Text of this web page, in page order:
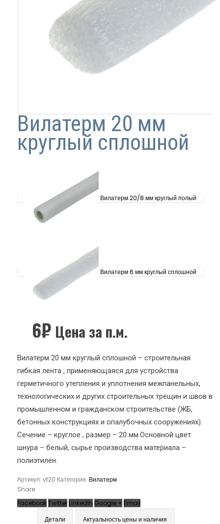
Вилатерм 20 мм
круглый сплошной
Вилатерм 20/8 мм круглый полый
Вилатерм 6 мм круглый сплошной
6₽ Цена за п.м.
Вилатерм 20 мм круглый сплошной – строительная
гибкая лента , применяющаяся для устройства
герметичного утепления и уплотнения межпанельных,
технологических и других строительных трещин и швов в
промышленном и гражданском строительстве (ЖБ,
бетонных конструкциях и опалубочных сооружениях).
Сечение – круглое , размер – 20 мм.Основной цвет
шнура – белый, сырье производства материала –
полиэтилен.
Артикул: vt20 Категория: Вилатерм
Share
FacebookTwitter LinkedIn Google + Email
Детали
Актуальность цены и наличия